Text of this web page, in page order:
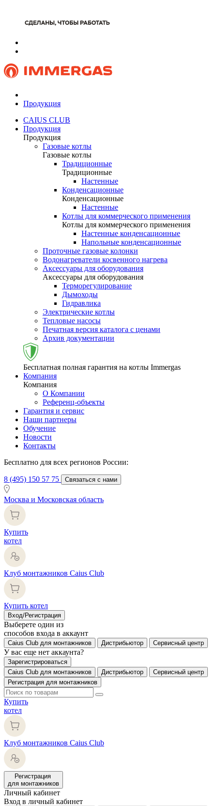
Продукция
CAIUS CLUB
Продукция
Продукция
Газовые котлы
Газовые котлы
Традиционные
Традиционные
Настенные
Конденсационные
Конденсационные
Настенные
Котлы для коммерческого применения
Котлы для коммерческого применения
Настенные конденсационные
Напольные конденсационные
Проточные газовые колонки
Водонагреватели косвенного нагрева
Аксессуары для оборудования
Аксессуары для оборудования
Терморегулирование
Дымоходы
Гидравлика
Электрические котлы
Тепловые насосы
Печатная версия каталога с ценами
Архив документации
Бесплатная полная гарантия на котлы Immergas
Компания
Компания
О Компании
Референц-объекты
Гарантия и сервис
Наши партнеры
Обучение
Новости
Контакты
Бесплатно для всех регионов России:
8 (495) 150 57 75 Связаться с нами
Москва и Московская область
Купить
котел
Клуб монтажников Caius Club
Купить котел
Вход/Регистрация
Выберете один из
способов входа в аккаунт
Caius Club для монтажников Дистрибьютор Сервисный центр
У вас еще нет аккаунта?
Зарегистрироваться
Caius Club для монтажников
Дистрибьютор
Сервисный центр
Регистрация для монтажников
Купить
котел
Клуб монтажников Caius Club
Регистрация
для монтажников
Личный кабинет
Вход в личный кабинет